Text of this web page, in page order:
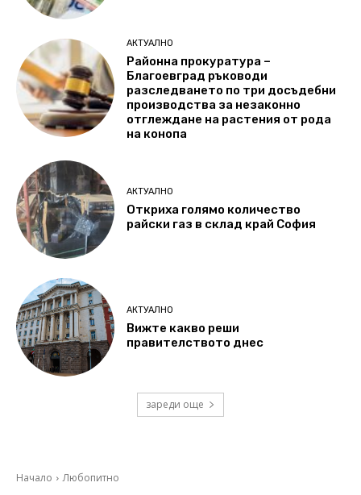
АКТУАЛНО
Районна прокуратура –
Благоевград ръководи
разследването по три досъдебни
производства за незаконно
отглеждане на растения от рода
на конопа
АКТУАЛНО
Откриха голямо количество
райски газ в склад край София
АКТУАЛНО
Вижте какво реши
правителството днес
зареди още